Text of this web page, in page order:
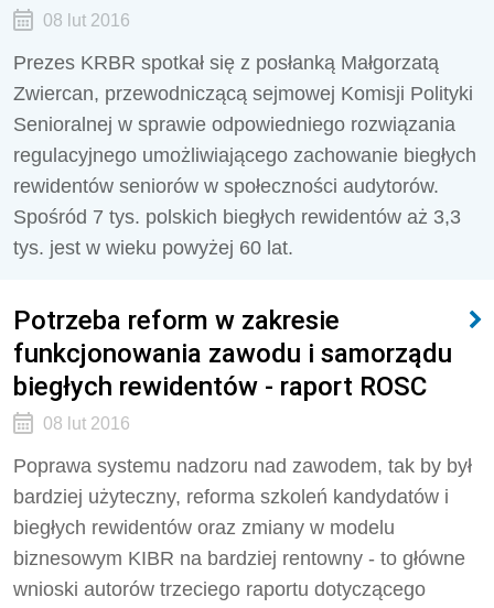
08 lut 2016
Prezes KRBR spotkał się z posłanką Małgorzatą
Zwiercan, przewodniczącą sejmowej Komisji Polityki
Senioralnej w sprawie odpowiedniego rozwiązania
regulacyjnego umożliwiającego zachowanie biegłych
rewidentów seniorów w społeczności audytorów.
Spośród 7 tys. polskich biegłych rewidentów aż 3,3
tys. jest w wieku powyżej 60 lat.
Potrzeba reform w zakresie
funkcjonowania zawodu i samorządu
biegłych rewidentów - raport ROSC
08 lut 2016
Poprawa systemu nadzoru nad zawodem, tak by był
bardziej użyteczny, reforma szkoleń kandydatów i
biegłych rewidentów oraz zmiany w modelu
biznesowym KIBR na bardziej rentowny - to główne
wnioski autorów trzeciego raportu dotyczącego